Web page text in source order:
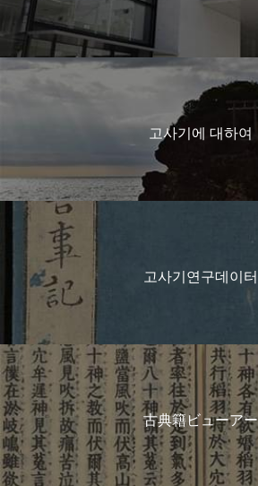
고사기에 대하여
고사기연구데이터
古典籍ビューアー